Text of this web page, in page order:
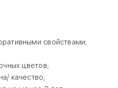
свойствами;
цветов;
качество;